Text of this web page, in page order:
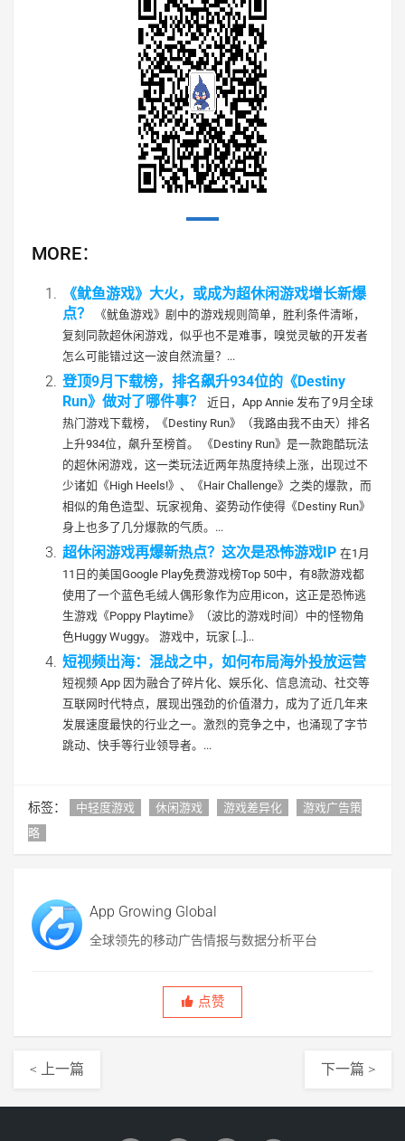
MORE：
《鱿鱼游戏》大火，或成为超休闲游戏增长新爆
点？
《鱿鱼游戏》剧中的游戏规则简单，胜利条件清晰，
复刻同款超休闲游戏，似乎也不是难事，嗅觉灵敏的开发者
怎么可能错过这一波自然流量？...
登顶9月下载榜，排名飙升934位的《Destiny
Run》做对了哪件事？
近日，App Annie 发布了9月全球
热门游戏下载榜，《Destiny Run》（我路由我不由天）排名
上升934位，飙升至榜首。 《Destiny Run》是一款跑酷玩法
的超休闲游戏，这一类玩法近两年热度持续上涨，出现过不
少诸如《High Heels!》、《Hair Challenge》之类的爆款，而
相似的角色造型、玩家视角、姿势动作使得《Destiny Run》
身上也多了几分爆款的气质。...
超休闲游戏再爆新热点？这次是恐怖游戏IP 在1月
11日的美国Google Play免费游戏榜Top 50中，有8款游戏都
使用了一个蓝色毛绒人偶形象作为应用icon，这正是恐怖逃
生游戏《Poppy Playtime》（波比的游戏时间）中的怪物角
色Huggy Wuggy。 游戏中，玩家 […]...
短视频出海：混战之中，如何布局海外投放运营
短视频 App 因为融合了碎片化、娱乐化、信息流动、社交等
互联网时代特点，展现出强劲的价值潜力，成为了近几年来
发展速度最快的行业之一。激烈的竞争之中，也涌现了字节
跳动、快手等行业领导者。...
标签： 中轻度游戏 休闲游戏 游戏差异化
游戏广告策
略
App Growing Global
全球领先的移动广告情报与数据分析平台
点赞
< 上一篇 下一篇 >